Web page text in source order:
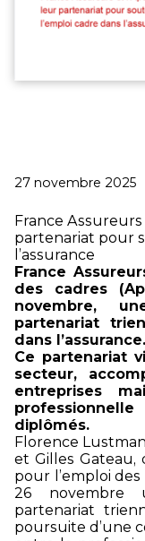
Publié
27 novembre 2025
France
partenariat pour
l’assurance
France
des cadres
novembre,
partenariat
dans l’assurance.
Ce partenariat
secteur,
entreprises
diplômés.
Florence
et Gilles Gateau,
pour l’emploi
26 novembre
partenariat
poursuite d’une